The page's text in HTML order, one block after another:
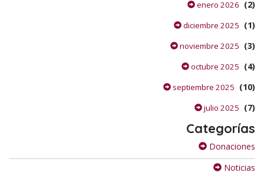
enero 2026 (2)
diciembre 2025 (1)
noviembre 2025 (3)
octubre 2025 (4)
septiembre 2025 (10)
julio 2025 (7)
Categorías
Donaciones
Noticias